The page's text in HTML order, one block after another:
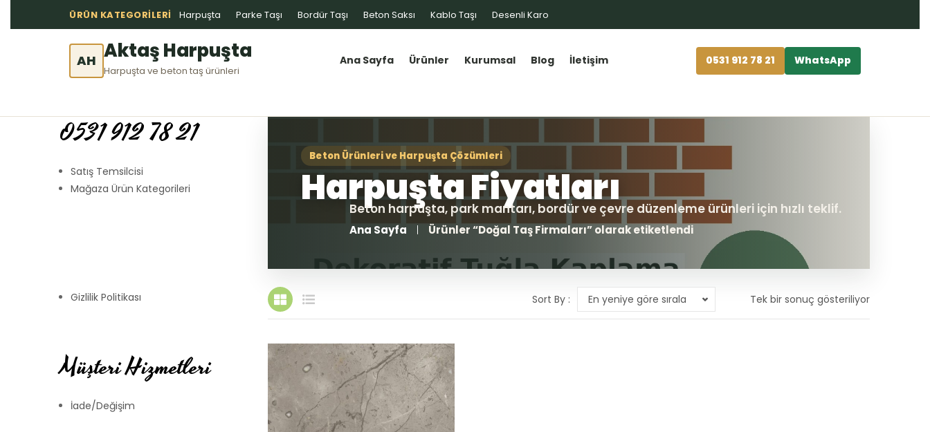
ÜRÜN KATEGORILERI Harpuşta Parke Taşı Bordür Taşı Beton Saksı Kablo Taşı Desenli Karo
AH Aktaş Harpuşta
Harpuşta ve beton taş ürünleri
Ana Sayfa Ürünler Kurumsal Blog İletişim 0531 912 78 21 WhatsApp
0531 912 78 21
Satış Temsilcisi
Mağaza Ürün Kategorileri
Gizlilik Politikası
Müşteri Hizmetleri
İade/Değişim
Ana Sayfa Ürünler “Doğal Taş Firmaları” olarak etiketlendi
Tek bir sonuç gösteriliyor
Sort By : En yeniye göre sırala